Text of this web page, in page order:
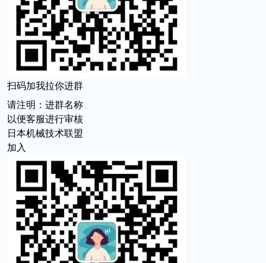
扫码加我拉你进群
请注明：进群名称
以便客服进行审核
日本机械技术联盟
加入